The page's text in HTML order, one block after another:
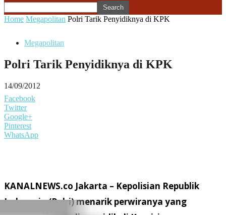
Home Megapolitan Polri Tarik Penyidiknya di KPK
Megapolitan
Polri Tarik Penyidiknya di KPK
14/09/2012
Facebook
Twitter
Google+
Pinterest
WhatsApp
KANALNEWS.co Jakarta – Kepolisian Republik
Indonesia (Polri) menarik perwiranya yang